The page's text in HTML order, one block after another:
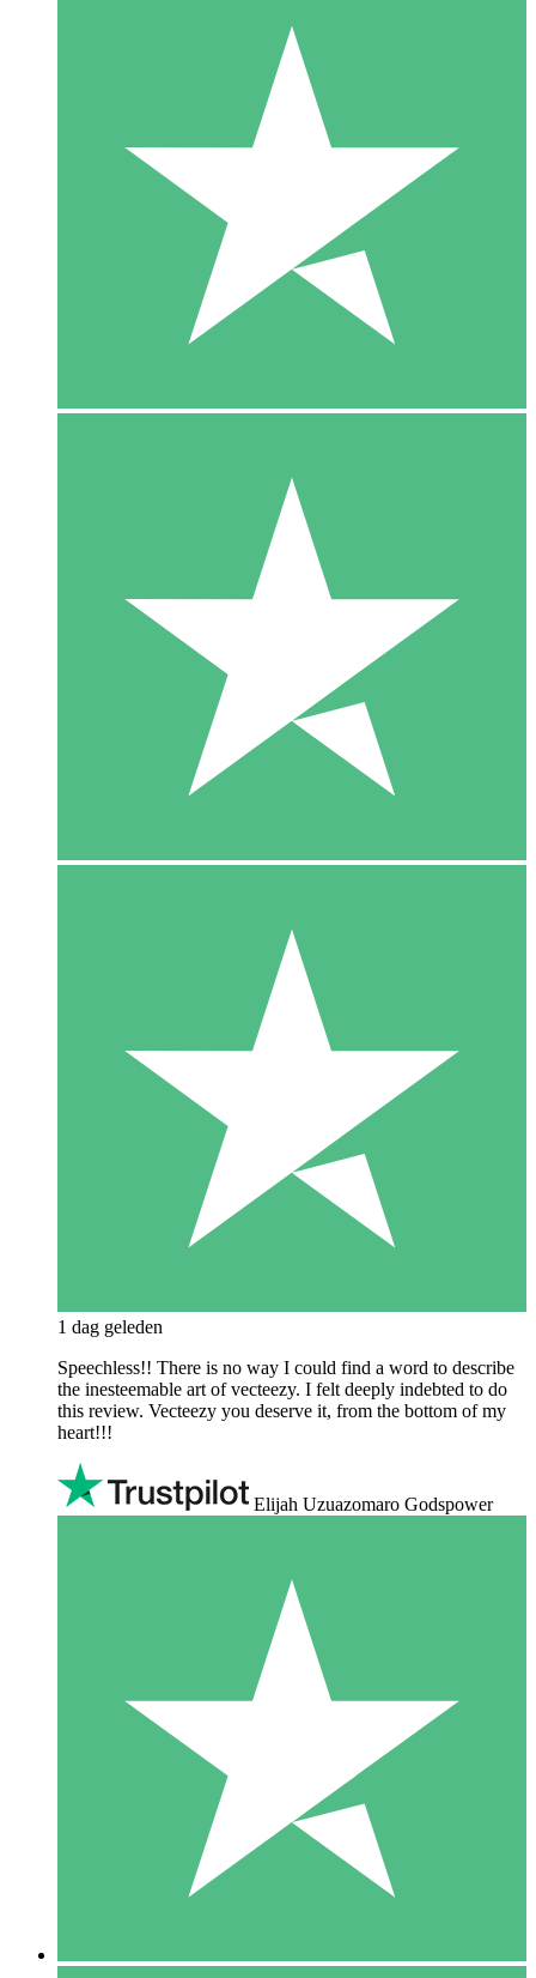
1 dag geleden
Speechless!! There is no way I could find a word to describe
the inesteemable art of vecteezy. I felt deeply indebted to do
this review. Vecteezy you deserve it, from the bottom of my
heart!!!
Elijah Uzuazomaro Godspower